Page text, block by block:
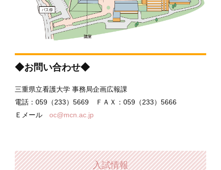
◆お問い合わせ◆
三重県立看護大学 事務局企画広報課
電話：059（233）5669 ＦＡＸ：059（233）5666
Ｅメール oc@mcn.ac.jp
入試情報